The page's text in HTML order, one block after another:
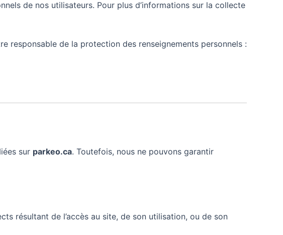
de nos utilisateurs. Pour plus d’informations sur la collecte
responsable de la protection des renseignements personnels :
sur parkeo.ca. Toutefois, nous ne pouvons garantir
résultant de l’accès au site, de son utilisation, ou de son